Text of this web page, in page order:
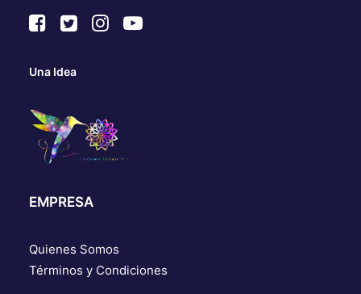
Una Idea
EMPRESA
Quienes Somos
Términos y Condiciones